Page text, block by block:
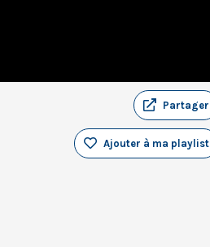
Partager
Ajouter à ma playlist